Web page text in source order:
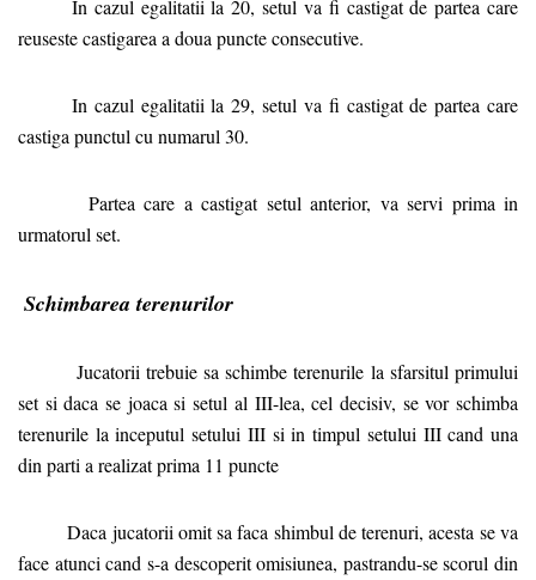
In cazul egalitatii la 20, setul va fi castigat de partea care
reuseste castigarea a doua puncte consecutive.
In cazul egalitatii la 29, setul va fi castigat de partea care
castiga punctul cu numarul 30.
Partea care a castigat setul anterior, va servi prima in
urmatorul set.
Schimbarea terenurilor
Jucatorii trebuie sa schimbe terenurile la sfarsitul primului
set si daca se joaca si setul al III-lea, cel decisiv, se vor schimba
terenurile la inceputul setului III si in timpul setului III cand una
din parti a realizat prima 11 puncte
Daca jucatorii omit sa faca shimbul de terenuri, acesta se va
face atunci cand s-a descoperit omisiunea, pastrandu-se scorul din